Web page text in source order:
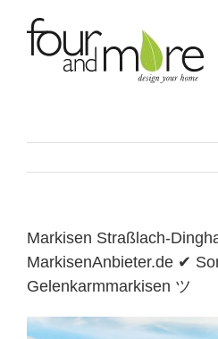
content
Markisen Straßlach-
MarkisenAnbieter.de ✔
Gelenkarmmarkisen ツ